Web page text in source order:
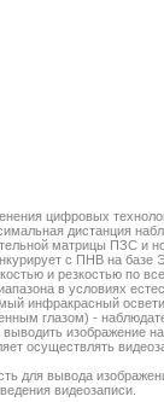
цифровых
дистанция
матрицы ПЗС и
с ПНВ на
и резкостью по
в условиях
инфракрасный
глазом) -
изображение
осуществлять
для вывода
видеозаписи.